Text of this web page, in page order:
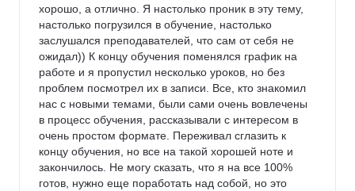
хорошо, а отлично. Я настолько проник в эту тему,
настолько погрузился в обучение, настолько
заслушался преподавателей, что сам от себя не
ожидал)) К концу обучения поменялся график на
работе и я пропустил несколько уроков, но без
проблем посмотрел их в записи. Все, кто знакомил
нас с новыми темами, были сами очень вовлечены
в процесс обучения, рассказывали с интересом в
очень простом формате. Переживал сглазить к
концу обучения, но все на такой хорошей ноте и
закончилось. Не могу сказать, что я на все 100%
готов, нужно еще поработать над собой, но это